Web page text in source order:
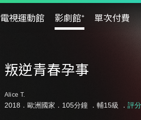
電視運動館 影劇館⁺ 單次付費
叛逆青春孕事
Alice T.
2018．歐洲國家．105分鐘 ． 輔15級 ． 評